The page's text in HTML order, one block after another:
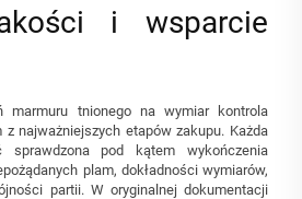
i wsparcie
marmuru tnionego na wymiar kontrola
najważniejszych etapów zakupu. Każda
sprawdzona pod kątem wykończenia
plam, dokładności wymiarów,
partii. W oryginalnej dokumentacji